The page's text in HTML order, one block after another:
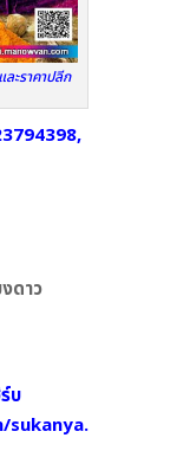
ะราคาปลีก
ดาว
บ